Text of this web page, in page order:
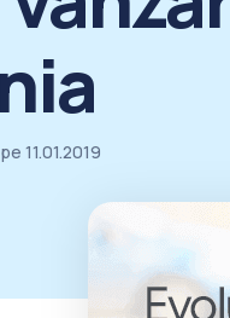
pe 11.01.2019